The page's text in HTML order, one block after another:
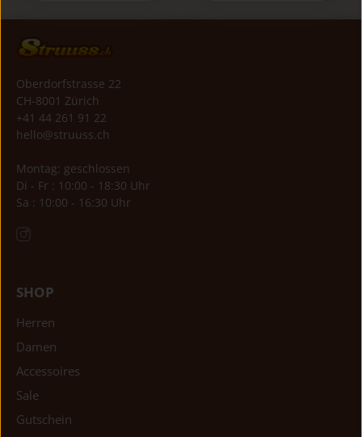
Oberdorfstrasse 22
CH-8001 Zürich
+41 44 261 91 22
hello@struuss.ch
Montag: geschlossen
Di - Fr : 10:00 - 18:30 Uhr
Sa : 10:00 - 16:30 Uhr
SHOP
Herren
Damen
Accessoires
Sale
Gutschein